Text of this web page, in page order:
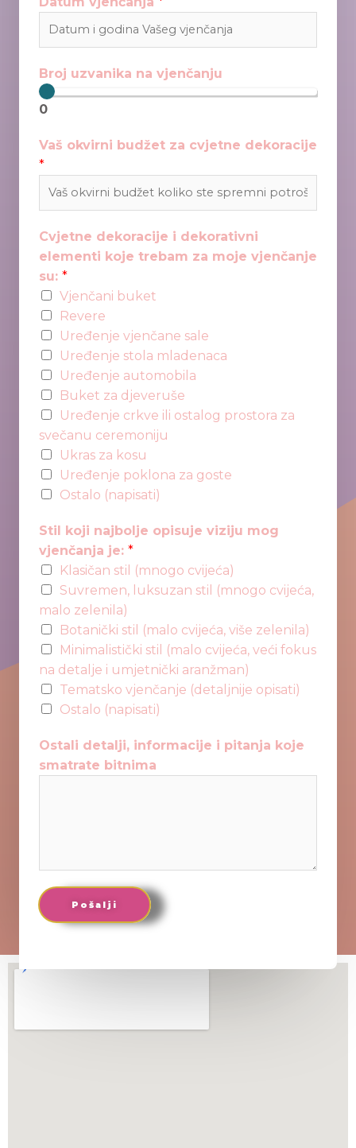
Broj uzvanika na vjenčanju
0
Vaš okvirni budžet za cvjetne dekoracije
*
Cvjetne dekoracije i dekorativni
elementi koje trebam za moje vjenčanje
su: *
Vjenčani buket
Revere
Uređenje vjenčane sale
Uređenje stola mladenaca
Uređenje automobila
Buket za djeveruše
Uređenje crkve ili ostalog prostora za
svečanu ceremoniju
Ukras za kosu
Uređenje poklona za goste
Ostalo (napisati)
Stil koji najbolje opisuje viziju mog
vjenčanja je: *
Klasičan stil (mnogo cvijeća)
Suvremen, luksuzan stil (mnogo cvijeća,
malo zelenila)
Botanički stil (malo cvijeća, više zelenila)
Minimalistički stil (malo cvijeća, veći fokus
na detalje i umjetnički aranžman)
Tematsko vjenčanje (detaljnije opisati)
Ostalo (napisati)
Ostali detalji, informacije i pitanja koje
smatrate bitnima
Pošalji